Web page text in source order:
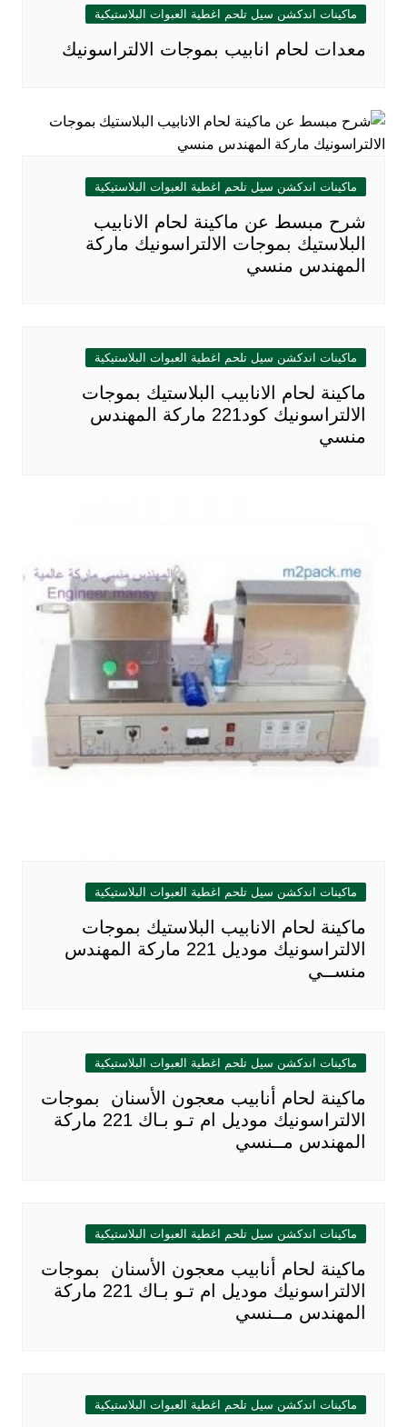
ماكينات اندكشن سيل تلحم اغطية العبوات البلاستيكية
معدات لحام انابيب بموجات الالتراسونيك
ماكينات اندكشن سيل تلحم اغطية العبوات البلاستيكية
شرح مبسط عن ماكينة لحام الانابيب
البلاستيك بموجات الالتراسونيك ماركة
المهندس منسي
ماكينات اندكشن سيل تلحم اغطية العبوات البلاستيكية
ماكينة لحام الانابيب البلاستيك بموجات
الالتراسونيك كود221 ماركة المهندس
منسي
ماكينات اندكشن سيل تلحم اغطية العبوات البلاستيكية
ماكينة لحام الانابيب البلاستيك بموجات
الالتراسونيك موديل 221 ماركة المهندس
منســي
ماكينات اندكشن سيل تلحم اغطية العبوات البلاستيكية
ماكينة لحام أنابيب معجون الأسنان بموجات
الالتراسونيك موديل ام تـو بـاك 221 ماركة
المهندس مــنسي
ماكينات اندكشن سيل تلحم اغطية العبوات البلاستيكية
ماكينة لحام أنابيب معجون الأسنان بموجات
الالتراسونيك موديل ام تـو بـاك 221 ماركة
المهندس مــنسي
ماكينات اندكشن سيل تلحم اغطية العبوات البلاستيكية